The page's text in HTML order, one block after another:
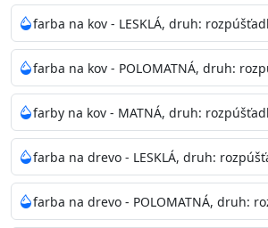
bohatej škále odtieňov.
Odtieň: Biela + je možné tónovať podľa
Pantone
Informácie k aplikácií
Pred použitím farbu narieďte do 10%
spôsobu aplikácie. Dobre
aj počas náteru. Naneste jednu
farba na kov - LESKLÁ, druh:
farba na kov - POLOMATNÁ, druh:
farby na kov - MATNÁ, druh:
farba na drevo - LESKLÁ, druh:
farba na drevo - POLOMATNÁ, druh: